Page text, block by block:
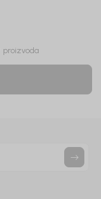
proizvoda